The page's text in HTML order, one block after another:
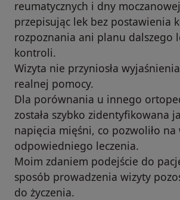
reumatycznych i dny
przepisując lek bez postawienia
rozpoznania ani planu dalszego
kontroli.
Wizyta nie przyniosła
realnej pomocy.
Dla porównania u innego
została szybko zidentyfikowana
napięcia mięśni, co pozwoliło
odpowiedniego leczenia.
Moim zdaniem podejście do
sposób prowadzenia wizyty
do życzenia.